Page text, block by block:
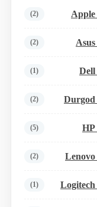
(2)
(2)
(1)
(2)
(5)
(2)
(1)